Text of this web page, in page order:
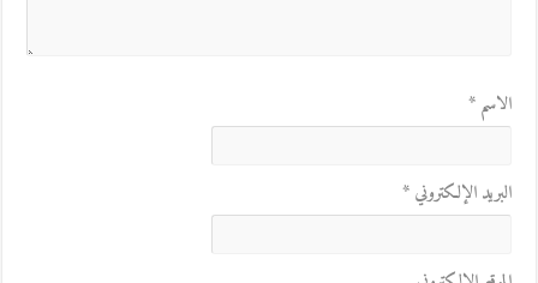
الاسم*
البريد الإلكتروني*